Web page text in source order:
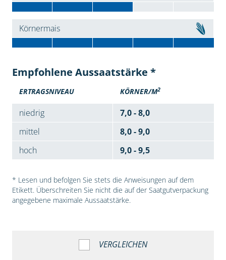
Körnermais
Empfohlene Aussaatstärke *
ERTRAGSNIVEAU KÖRNER/M2
niedrig
7,0 - 8,0
mittel
8,0 - 9,0
hoch
9,0 - 9,5
* Lesen und befolgen Sie stets die Anweisungen auf dem
Etikett. Überschreiten Sie nicht die auf der Saatgutverpackung
angegebene maximale Aussaatstärke.
VERGLEICHEN